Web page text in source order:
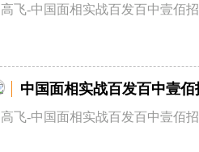
高飞-中国面相实战百发百中壹佰
中国面相实战百发百中壹佰
高飞-中国面相实战百发百中壹佰